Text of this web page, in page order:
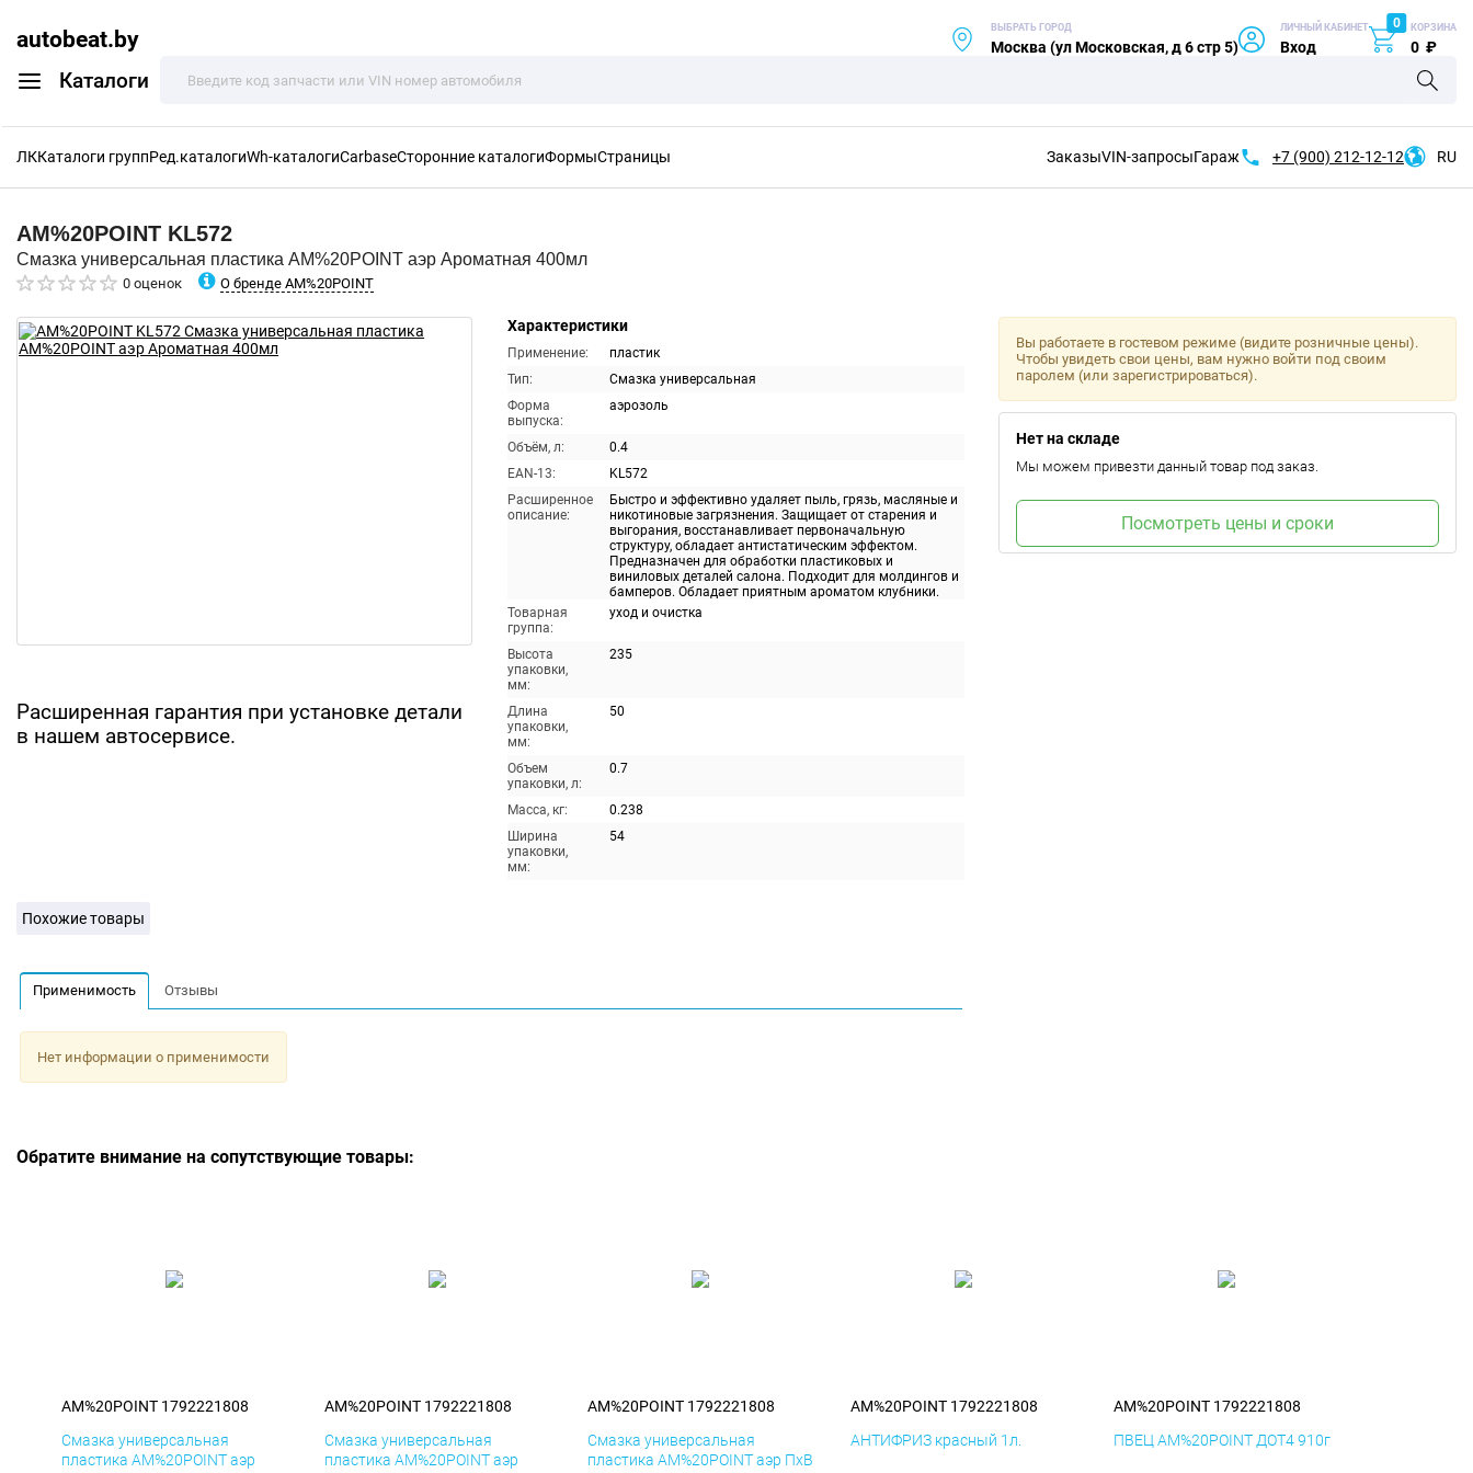
autobeat.by
Каталоги
ВЫБРАТЬ ГОРОД
Москва (ул Московская, д 6 стр 5)
ЛИЧНЫЙ КАБИНЕТ
Вход
0 КОРЗИНА
0 ₽
ЛККаталоги группРед.каталогиWh-каталогиCarbaseСторонние каталогиФормыСтраницы ЗаказыVIN-запросыГараж +7 (900) 212-12-12 RU
AM%20POINT KL572
Смазка универсальная пластика AM%20POINT аэр Ароматная 400мл
0 оценок О бренде AM%20POINT
Расширенная гарантия при установке детали
в нашем автосервисе.
Характеристики
Применение:
пластик
Тип:
Смазка универсальная
Форма
выпуска:
аэрозоль
Объём, л:
0.4
EAN-13:
KL572
Расширенное
описание:
Быстро и эффективно удаляет пыль, грязь, масляные и
никотиновые загрязнения. Защищает от старения и
выгорания, восстанавливает первоначальную
структуру, обладает антистатическим эффектом.
Предназначен для обработки пластиковых и
виниловых деталей салона. Подходит для молдингов и
бамперов. Обладает приятным ароматом клубники.
Товарная
группа:
уход и очистка
Высота
упаковки,
мм:
235
Длина
упаковки,
мм:
50
Объем
упаковки, л:
0.7
Масса, кг:
0.238
Ширина
упаковки,
мм:
54
Вы работаете в гостевом режиме (видите розничные цены).
Чтобы увидеть свои цены, вам нужно войти под своим
паролем (или зарегистрироваться).
Нет на складе
Мы можем привезти данный товар под заказ.
Посмотреть цены и сроки
Похожие товары
Применимость Отзывы
Нет информации о применимости
Обратите внимание на сопутствующие товары:
AM%20POINT 1792221808
Смазка универсальная
пластика AM%20POINT аэр
AM%20POINT 1792221808
Смазка универсальная
пластика AM%20POINT аэр
AM%20POINT 1792221808
Смазка универсальная
пластика AM%20POINT аэр ПхВ
AM%20POINT 1792221808
АНТИФРИЗ красный 1л.
AM%20POINT 1792221808
ПВЕЦ AM%20POINT ДОТ4 910г